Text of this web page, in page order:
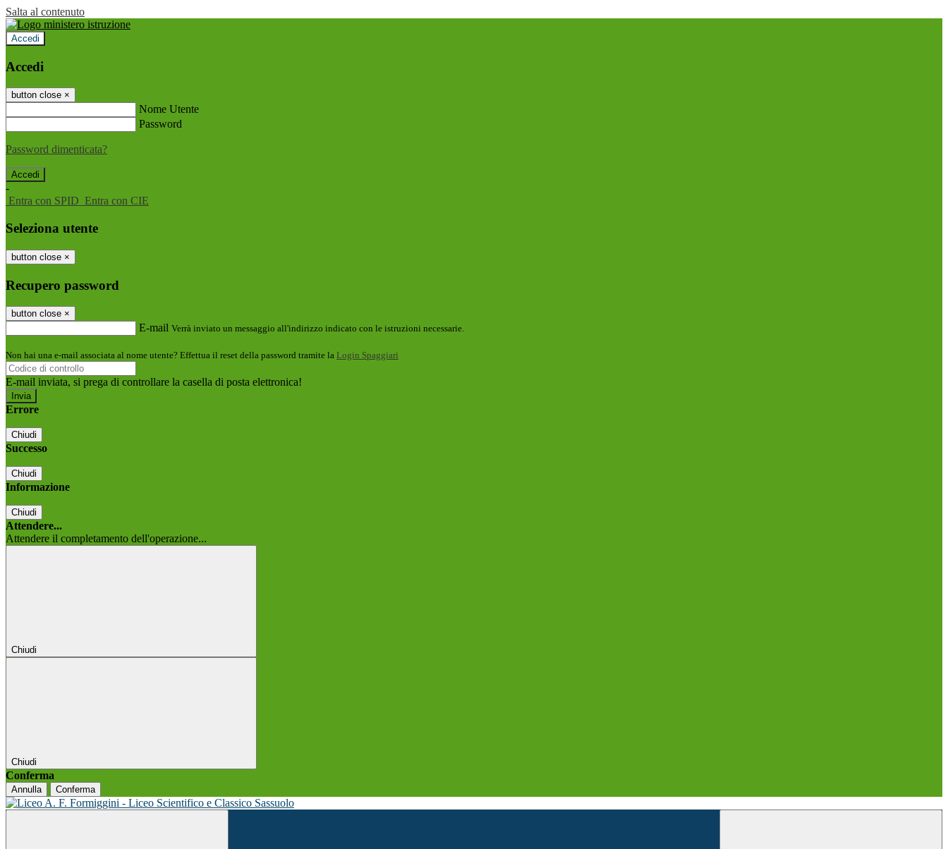
Salta al contenuto
Accedi
Accedi
button close ×
Nome Utente
Password
Password dimenticata?
-
Entra con SPID Entra con CIE
Seleziona utente
button close ×
Recupero password
button close ×
E-mail Verrà inviato un messaggio all'indirizzo indicato con le istruzioni necessarie.
Non hai una e-mail associata al nome utente? Effettua il reset della password tramite la Login Spaggiari
E-mail inviata, si prega di controllare la casella di posta elettronica!
Errore
Chiudi
Successo
Chiudi
Informazione
Chiudi
Attendere...
Attendere il completamento dell'operazione...
Chiudi
Chiudi
Conferma
Annulla Conferma